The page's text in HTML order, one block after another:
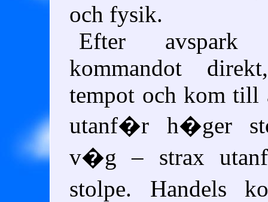
och fysik.
Efter
kommandot
tempot och kom till
utanf�r h�ger
v�g – strax
stolpe. Handels